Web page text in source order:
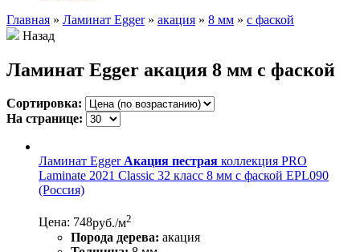
Главная » Ламинат Egger » акация » 8 мм » с фаской
Назад
Ламинат Egger акация 8 мм с фаской
Сортировка:
На странице:
Ламинат EggerАкация пестрая коллекция PRO
Laminate 2021 Classic 32 класс 8 мм с фаской EPL090
(Россия)
Цена: 748руб./м2
Порода дерева: акация